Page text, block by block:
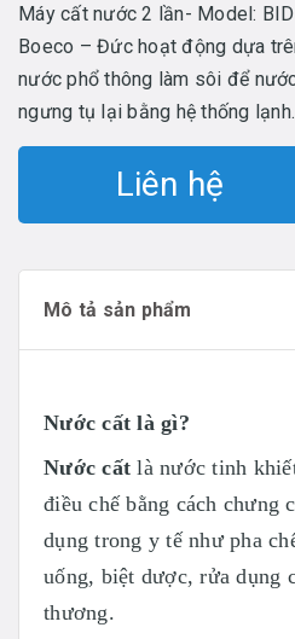
Máy cất nước 2 lần- Model:
Boeco – Đức hoạt động dựa
nước phổ thông làm sôi để
ngưng tụ lại bằng hệ thống lạnh.
Liên hệ
Mô tả sản phẩm
Nước cất là gì?
Nước cất là nước tinh
điều chế bằng cách chưng
dụng trong y tế như pha
uống, biệt dược, rửa dụng
thương.